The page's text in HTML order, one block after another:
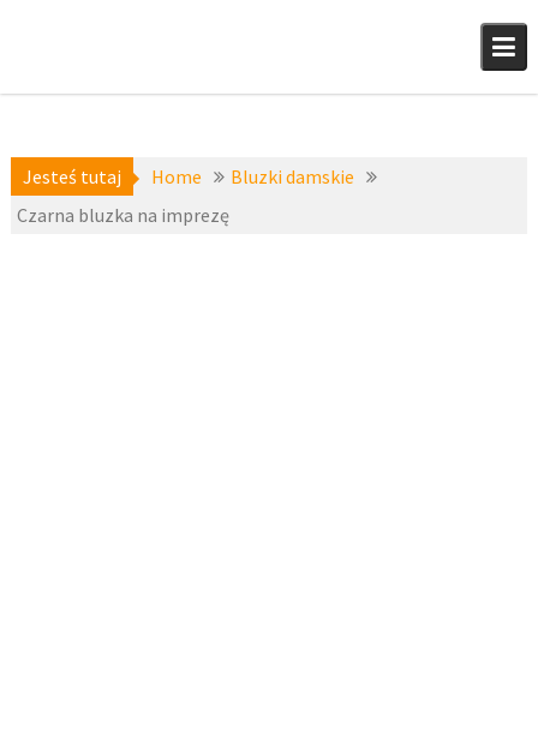
Jesteś tutaj Home
Bluzki damskie
Czarna bluzka na imprezę